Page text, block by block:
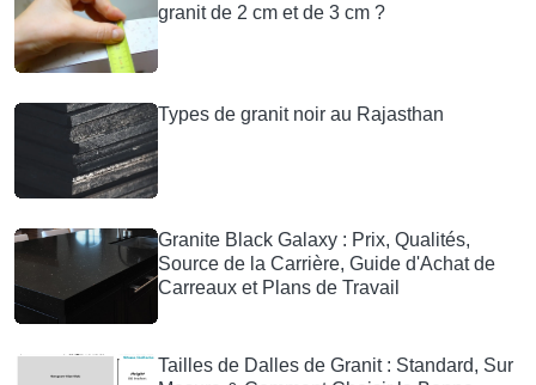
granit de 2 cm et de 3 cm ?
Types de granit noir au Rajasthan
Granite Black Galaxy : Prix, Qualités,
Source de la Carrière, Guide d'Achat de
Carreaux et Plans de Travail
Tailles de Dalles de Granit : Standard, Sur